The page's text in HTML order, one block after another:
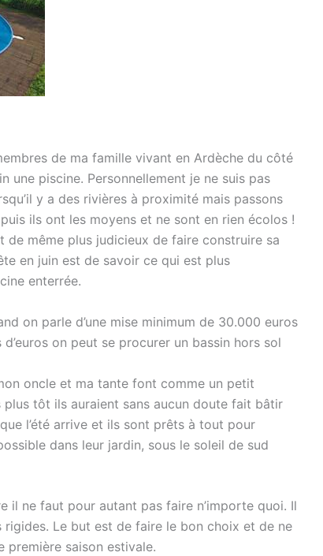
de ma famille vivant en Ardèche du côté
piscine. Personnellement je ne suis pas
y a des rivières à proximité mais passons
ils ont les moyens et ne sont en rien écolos !
de même plus judicieux de faire construire sa
en juin est de savoir ce qui est plus
enterrée.
on parle d’une mise minimum de 30.000 euros
on peut se procurer un bassin hors sol
oncle et ma tante font comme un petit
plus tôt ils auraient sans aucun doute fait bâtir
l’été arrive et ils sont prêts à tout pour
dans leur jardin, sous le soleil de sud
il ne faut pour autant pas faire n’importe quoi. Il
Le but est de faire le bon choix et de ne
première saison estivale.